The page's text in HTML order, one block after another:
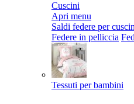
Cuscini
Apri menu
Saldi federe per
Federe in pelliccia
Tessuti per bambini